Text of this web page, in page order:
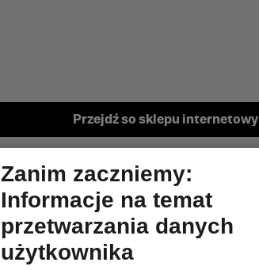
Przejdź so sklepu internetowy
Zanim zaczniemy:
Informacje na temat
przetwarzania danych
użytkownika